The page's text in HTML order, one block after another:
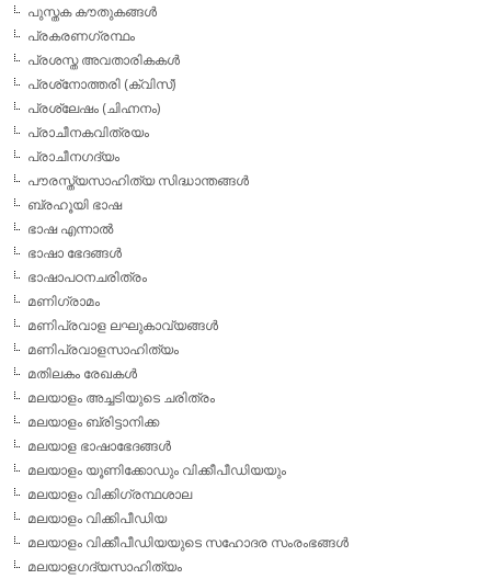
പുസ്തക കൗതുകങ്ങള്‍
പ്രകരണഗ്രന്ഥം
പ്രശസ്ത അവതാരികകള്‍
പ്രശ്‌നോത്തരി (ക്വിസ്)
പ്രശ്ലേഷം (ചിഹ്നനം)
പ്രാചീനകവിത്രയം
പ്രാചീനഗദ്യം
പൗരസ്ത്യസാഹിത്യ സിദ്ധാന്തങ്ങള്‍
ബ്രഹൂയി ഭാഷ
ഭാഷ എന്നാല്‍
ഭാഷാ ഭേദങ്ങള്‍
ഭാഷാപഠനചരിത്രം
മണിഗ്രാമം
മണിപ്രവാള ലഘുകാവ്യങ്ങള്‍
മണിപ്രവാളസാഹിത്യം
മതിലകം രേഖകള്‍
മലയാളം അച്ചടിയുടെ ചരിത്രം
മലയാളം ബ്രിട്ടാനിക്ക
മലയാള ഭാഷാഭേദങ്ങള്‍
മലയാളം യൂണിക്കോഡും വിക്കീപീഡിയയും
മലയാളം വിക്കിഗ്രന്ഥശാല
മലയാളം വിക്കിപീഡിയ
മലയാളം വിക്കീപീഡിയയുടെ സഹോദര സംരംഭങ്ങള്‍
മലയാളഗദ്യസാഹിത്യം